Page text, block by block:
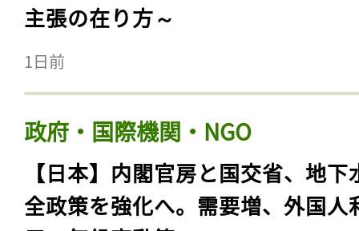
主張の在り方～
1日前
政府・国際機関・NGO
【日本】内閣官房と国交省、地下
全政策を強化へ。需要増、外国人